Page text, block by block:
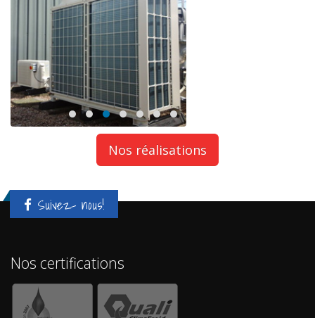
Nos réalisations
Suivez- nous!
Nos certifications